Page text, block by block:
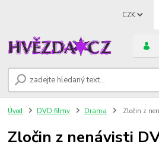
CZK
Úvod DVD filmy Drama Zločin z
Zločin z nenávisti